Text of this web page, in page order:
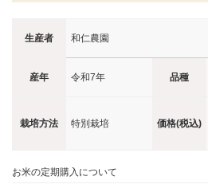
生産者 和仁農園
産年 令和7年 品種
栽培方法 特別栽培 価格(税込)
お米の定期購入について